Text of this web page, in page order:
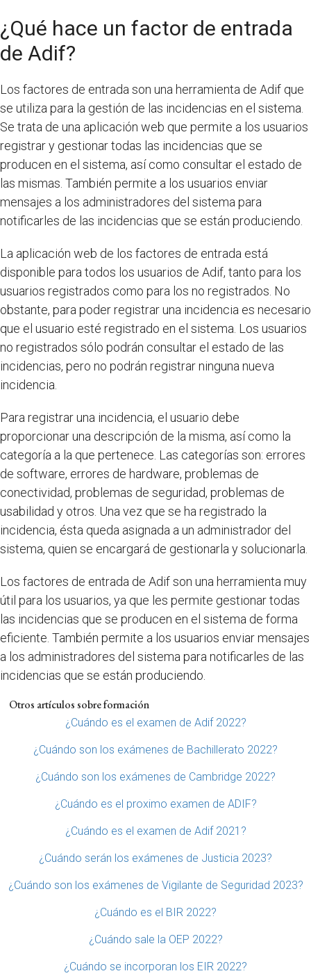
¿Qué hace un factor de entrada
de Adif?
Los factores de entrada son una herramienta de Adif que
se utiliza para la gestión de las incidencias en el sistema.
Se trata de una aplicación web que permite a los usuarios
registrar y gestionar todas las incidencias que se
producen en el sistema, así como consultar el estado de
las mismas. También permite a los usuarios enviar
mensajes a los administradores del sistema para
notificarles de las incidencias que se están produciendo.
La aplicación web de los factores de entrada está
disponible para todos los usuarios de Adif, tanto para los
usuarios registrados como para los no registrados. No
obstante, para poder registrar una incidencia es necesario
que el usuario esté registrado en el sistema. Los usuarios
no registrados sólo podrán consultar el estado de las
incidencias, pero no podrán registrar ninguna nueva
incidencia.
Para registrar una incidencia, el usuario debe
proporcionar una descripción de la misma, así como la
categoría a la que pertenece. Las categorías son: errores
de software, errores de hardware, problemas de
conectividad, problemas de seguridad, problemas de
usabilidad y otros. Una vez que se ha registrado la
incidencia, ésta queda asignada a un administrador del
sistema, quien se encargará de gestionarla y solucionarla.
Los factores de entrada de Adif son una herramienta muy
útil para los usuarios, ya que les permite gestionar todas
las incidencias que se producen en el sistema de forma
eficiente. También permite a los usuarios enviar mensajes
a los administradores del sistema para notificarles de las
incidencias que se están produciendo.
Otros artículos sobre formación
¿Cuándo es el examen de Adif 2022?
¿Cuándo son los exámenes de Bachillerato 2022?
¿Cuándo son los exámenes de Cambridge 2022?
¿Cuándo es el proximo examen de ADIF?
¿Cuándo es el examen de Adif 2021?
¿Cuándo serán los exámenes de Justicia 2023?
¿Cuándo son los exámenes de Vigilante de Seguridad 2023?
¿Cuándo es el BIR 2022?
¿Cuándo sale la OEP 2022?
¿Cuándo se incorporan los EIR 2022?